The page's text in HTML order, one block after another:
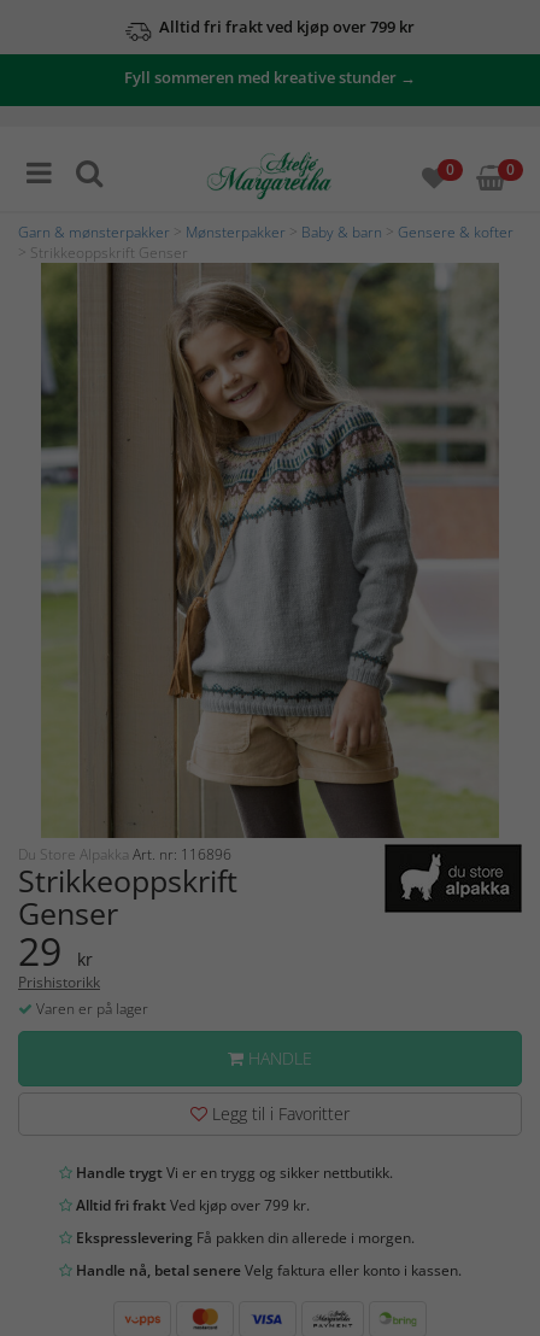
Alltid fri frakt ved kjøp over 799 kr
Fyll sommeren med kreative stunder →
0 0
Garn & mønsterpakker Mønsterpakker Baby & barn
Gensere & kofter
> Strikkeoppskrift Genser
Du Store Alpakka Art. nr: 116896
Strikkeoppskrift
Genser
29 kr
Prishistorikk
Varen er på lager
HANDLE
Legg til i Favoritter
Handle trygtVi er en trygg og sikker nettbutikk.
Alltid fri fraktVed kjøp over 799 kr.
Ekspresslevering Få pakken din allerede i morgen.
Handle nå, betal senereVelg faktura eller konto i kassen.